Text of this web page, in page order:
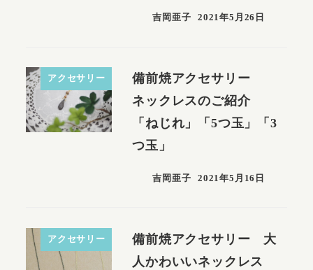
吉岡亜子 2021年5月26日
アクセサリー
備前焼アクセサリー
ネックレスのご紹介
「ねじれ」「5つ玉」「3
つ玉」
吉岡亜子 2021年5月16日
アクセサリー
備前焼アクセサリー 大
人かわいいネックレス